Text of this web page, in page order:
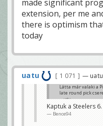
made significant
extension, per me
there is optimism
today
uatu 1 071 —
Látta már valaki a
late round pick
uatu
Kaptuk a Steelers
Bence94